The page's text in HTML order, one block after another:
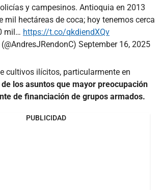
y campesinos. Antioquia en 2013
mil hectáreas de coca; hoy tenemos cerca
mil… https://t.co/qkdiendXQv
September 16, 2025
cultivos ilícitos, particularmente en
los asuntos que mayor preocupación
de financiación de grupos armados.
PUBLICIDAD